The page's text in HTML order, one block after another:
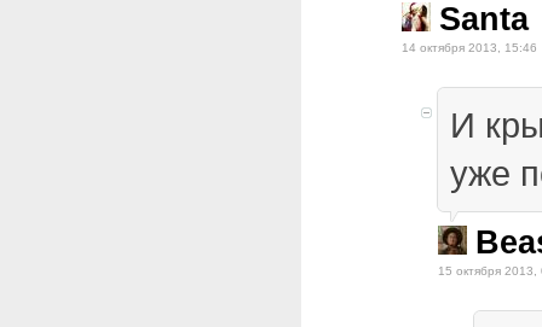
Santa
14 октября 2013, 15:46
И
уже
15 октября 2013,